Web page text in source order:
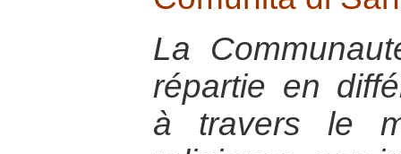
La
répartie en
à travers le